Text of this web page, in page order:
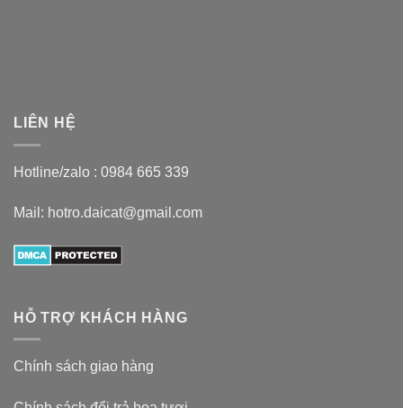
LIÊN HỆ
Hotline/zalo : 0984 665 339
Mail: hotro.daicat@gmail.com
HỖ TRỢ KHÁCH HÀNG
Chính sách giao hàng